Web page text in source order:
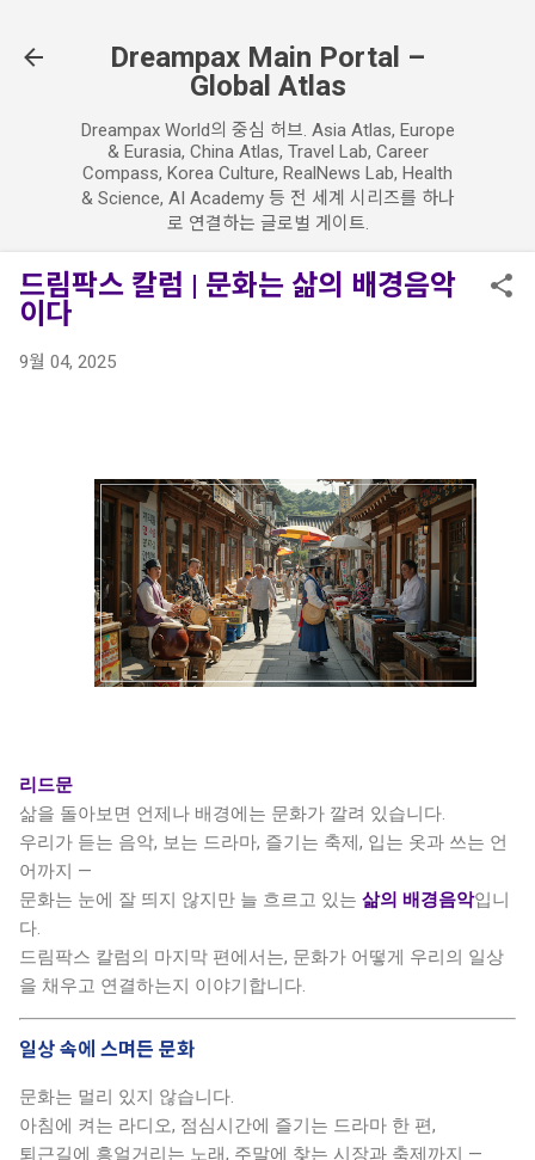
Dreampax Main Portal –
Global Atlas
Dreampax World의 중심 허브. Asia Atlas, Europe
& Eurasia, China Atlas, Travel Lab, Career
Compass, Korea Culture, RealNews Lab, Health
& Science, AI Academy 등 전 세계 시리즈를 하나
로 연결하는 글로벌 게이트.
드림팍스 칼럼 | 문화는 삶의 배경음악
이다
9월 04, 2025
리드문
삶을 돌아보면 언제나 배경에는 문화가 깔려 있습니다.
우리가 듣는 음악, 보는 드라마, 즐기는 축제, 입는 옷과 쓰는 언
어까지 —
문화는 눈에 잘 띄지 않지만 늘 흐르고 있는 삶의 배경음악입니
다.
드림팍스 칼럼의 마지막 편에서는, 문화가 어떻게 우리의 일상
을 채우고 연결하는지 이야기합니다.
일상 속에 스며든 문화
문화는 멀리 있지 않습니다.
아침에 켜는 라디오, 점심시간에 즐기는 드라마 한 편,
퇴근길에 흥얼거리는 노래, 주말에 찾는 시장과 축제까지 —